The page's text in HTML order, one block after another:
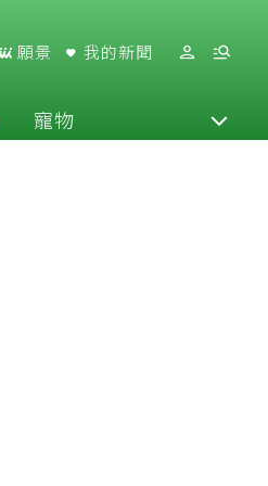
願景 我的新聞
寵物